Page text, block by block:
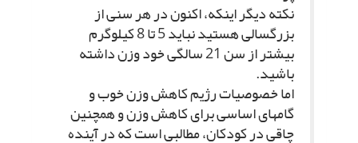
نکته دیگر اینکه، اکنون در هر سنى از
بزرگسالى هستید نباید 5 تا 8 کیلوگرم
بیشتر از سن 21 سالگى خود وزن داشته
باشید.
اما خصوصیات رژیم کاهش وزن خوب و
گام‏هاى اساسى براى کاهش وزن و همچنین
چاقى در کودکان، مطالبى است که در آینده